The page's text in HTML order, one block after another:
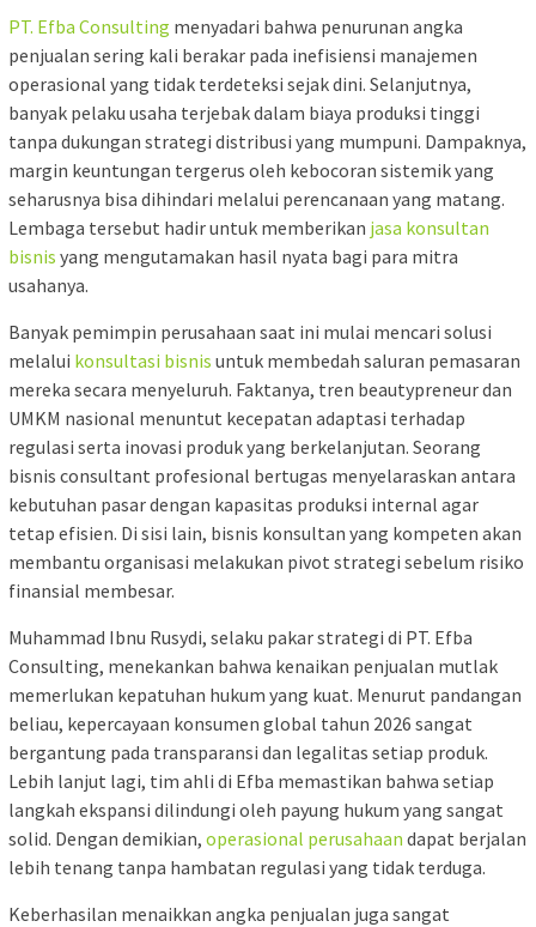
PT. Efba Consulting menyadari bahwa penurunan angka
penjualan sering kali berakar pada inefisiensi manajemen
operasional yang tidak terdeteksi sejak dini. Selanjutnya,
banyak pelaku usaha terjebak dalam biaya produksi tinggi
tanpa dukungan strategi distribusi yang mumpuni. Dampaknya,
margin keuntungan tergerus oleh kebocoran sistemik yang
seharusnya bisa dihindari melalui perencanaan yang matang.
Lembaga tersebut hadir untuk memberikan jasa konsultan
bisnis yang mengutamakan hasil nyata bagi para mitra
usahanya.
Banyak pemimpin perusahaan saat ini mulai mencari solusi
melalui konsultasi bisnis untuk membedah saluran pemasaran
mereka secara menyeluruh. Faktanya, tren beautypreneur dan
UMKM nasional menuntut kecepatan adaptasi terhadap
regulasi serta inovasi produk yang berkelanjutan. Seorang
bisnis consultant profesional bertugas menyelaraskan antara
kebutuhan pasar dengan kapasitas produksi internal agar
tetap efisien. Di sisi lain, bisnis konsultan yang kompeten akan
membantu organisasi melakukan pivot strategi sebelum risiko
finansial membesar.
Muhammad Ibnu Rusydi, selaku pakar strategi di PT. Efba
Consulting, menekankan bahwa kenaikan penjualan mutlak
memerlukan kepatuhan hukum yang kuat. Menurut pandangan
beliau, kepercayaan konsumen global tahun 2026 sangat
bergantung pada transparansi dan legalitas setiap produk.
Lebih lanjut lagi, tim ahli di Efba memastikan bahwa setiap
langkah ekspansi dilindungi oleh payung hukum yang sangat
solid. Dengan demikian, operasional perusahaan dapat berjalan
lebih tenang tanpa hambatan regulasi yang tidak terduga.
Keberhasilan menaikkan angka penjualan juga sangat